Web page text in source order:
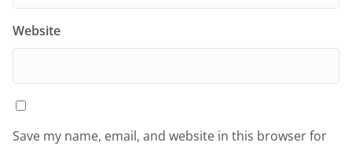
Website
Save my name, email, and website in this browser for